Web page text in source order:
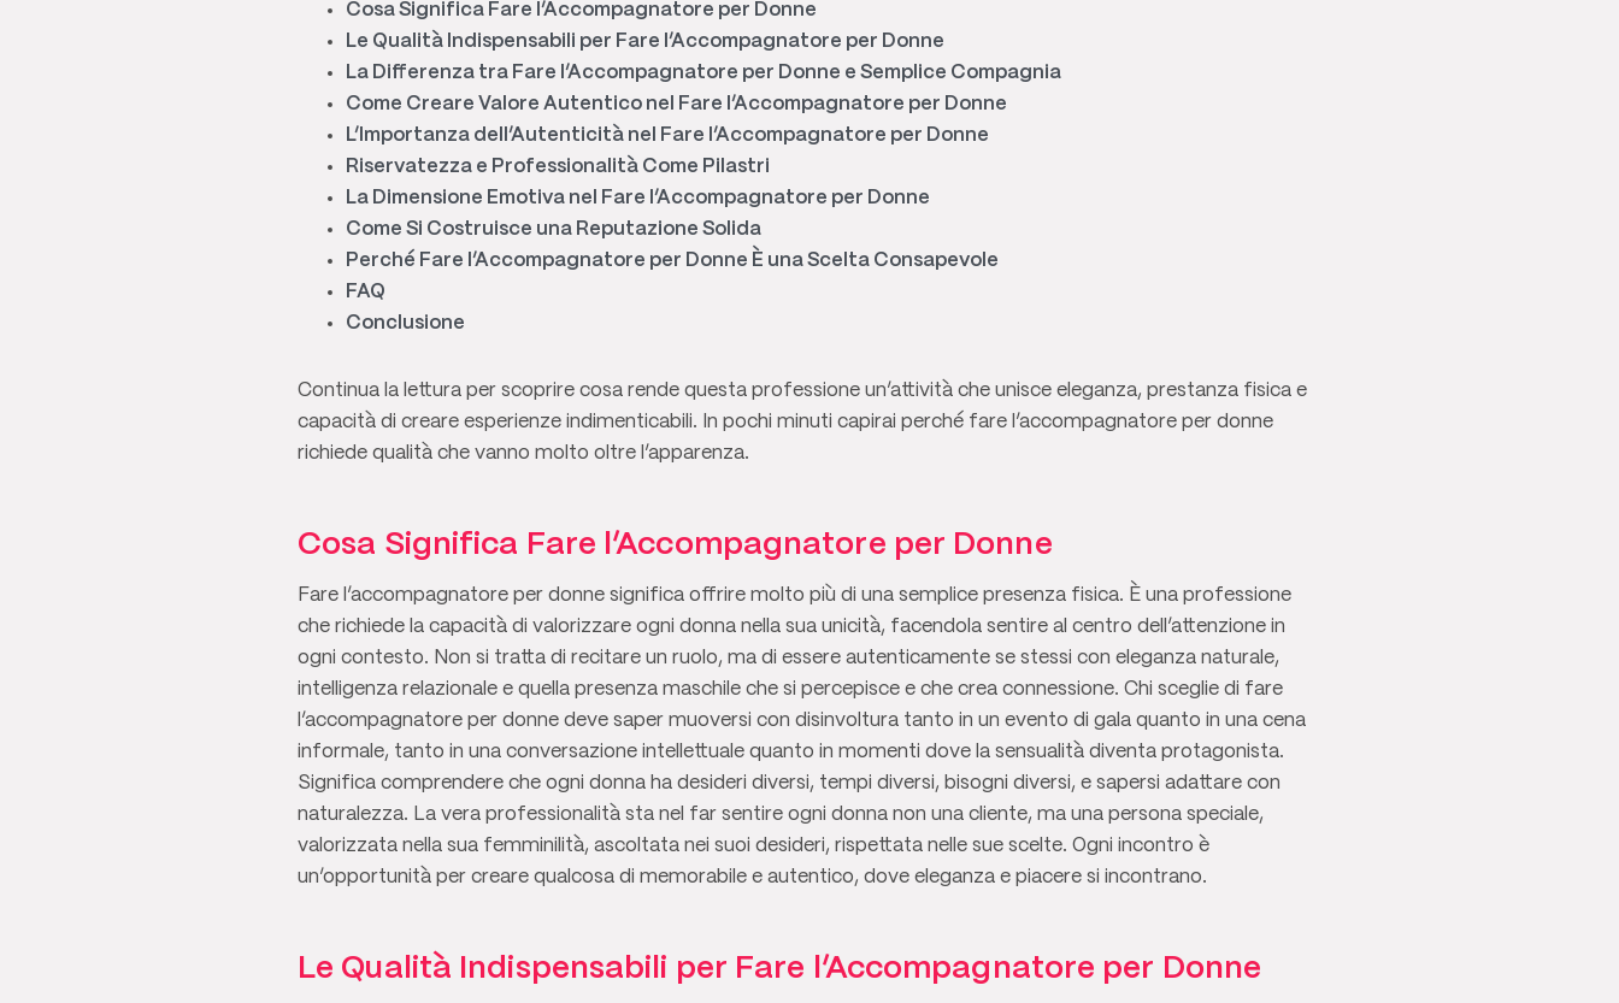
Cosa Significa Fare l’Accompagnatore per Donne
Le Qualità Indispensabili per Fare l’Accompagnatore per Donne
La Differenza tra Fare l’Accompagnatore per Donne e Semplice Compagnia
Come Creare Valore Autentico nel Fare l’Accompagnatore per Donne
L’Importanza dell’Autenticità nel Fare l’Accompagnatore per Donne
Riservatezza e Professionalità Come Pilastri
La Dimensione Emotiva nel Fare l’Accompagnatore per Donne
Come Si Costruisce una Reputazione Solida
Perché Fare l’Accompagnatore per Donne È una Scelta Consapevole
FAQ
Conclusione
Continua la lettura per scoprire cosa rende questa professione un’attività che unisce eleganza, prestanza fisica e
capacità di creare esperienze indimenticabili. In pochi minuti capirai perché fare l’accompagnatore per donne
richiede qualità che vanno molto oltre l’apparenza.
Cosa Significa Fare l’Accompagnatore per Donne
Fare l’accompagnatore per donne significa offrire molto più di una semplice presenza fisica. È una professione
che richiede la capacità di valorizzare ogni donna nella sua unicità, facendola sentire al centro dell’attenzione in
ogni contesto. Non si tratta di recitare un ruolo, ma di essere autenticamente se stessi con eleganza naturale,
intelligenza relazionale e quella presenza maschile che si percepisce e che crea connessione. Chi sceglie di fare
l’accompagnatore per donne deve saper muoversi con disinvoltura tanto in un evento di gala quanto in una cena
informale, tanto in una conversazione intellettuale quanto in momenti dove la sensualità diventa protagonista.
Significa comprendere che ogni donna ha desideri diversi, tempi diversi, bisogni diversi, e sapersi adattare con
naturalezza. La vera professionalità sta nel far sentire ogni donna non una cliente, ma una persona speciale,
valorizzata nella sua femminilità, ascoltata nei suoi desideri, rispettata nelle sue scelte. Ogni incontro è
un’opportunità per creare qualcosa di memorabile e autentico, dove eleganza e piacere si incontrano.
Le Qualità Indispensabili per Fare l’Accompagnatore per Donne